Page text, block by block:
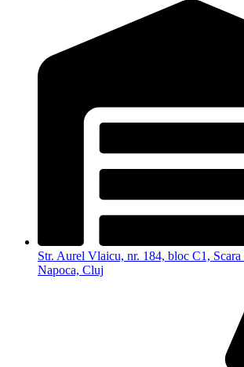
Str. Aurel Vlaicu, nr. 184, bloc C1,
Napoca, Cluj